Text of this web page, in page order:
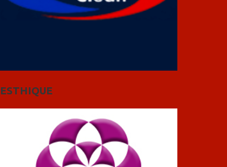
ESTHIQUE